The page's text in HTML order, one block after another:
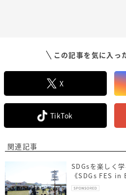
この記事を気に入っ
X
TikTok
関連記事
SDGsを楽しく
《SDGs FES in